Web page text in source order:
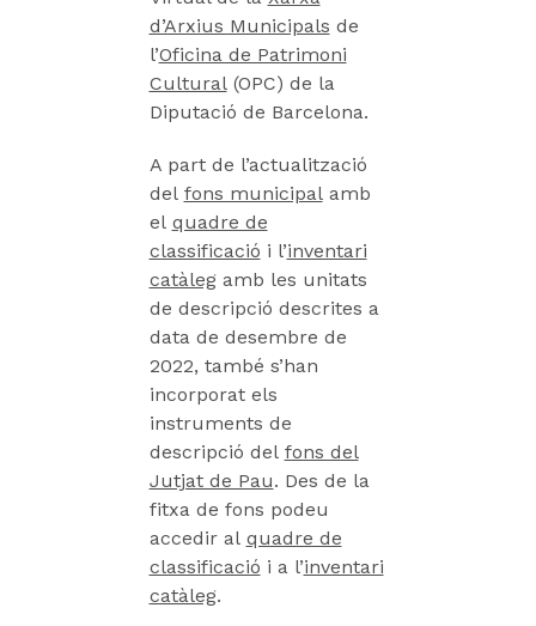
d’Arxius Municipals de
l’Oficina de Patrimoni
Cultural(OPC) de la
Diputació de Barcelona.
A part de l’actualització
del fons municipalamb
el quadre de
classificació i l’inventari
catàlegamb les unitats
de descripció descrites a
data de desembre de
2022, també s’han
incorporat els
instruments de
descripció del fons del
Jutjat de Pau. Des de la
fitxa de fons podeu
accedir al quadre de
classificació i a l’inventari
catàleg.